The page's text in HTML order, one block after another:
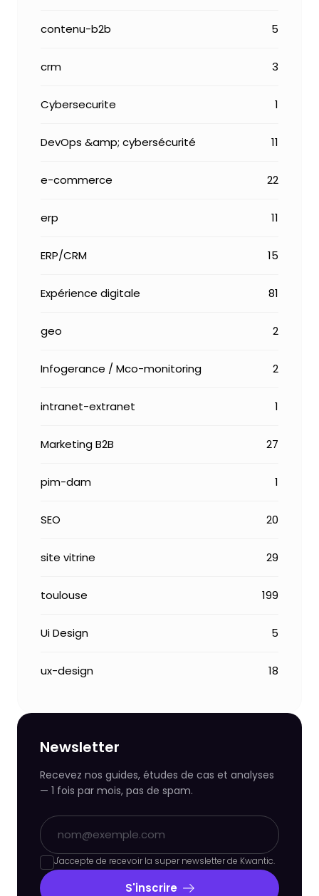
contenu-b2b 5
crm 3
Cybersecurite 1
DevOps &amp; cybersécurité 11
e-commerce 22
erp 11
ERP/CRM 15
Expérience digitale 81
geo 2
Infogerance / Mco-monitoring 2
intranet-extranet 1
Marketing B2B 27
pim-dam 1
SEO 20
site vitrine 29
toulouse 199
Ui Design 5
ux-design 18
Newsletter
Recevez nos guides, études de cas et analyses
— 1 fois par mois, pas de spam.
J'accepte de recevoir la super newsletter de Kwantic.
S'inscrire